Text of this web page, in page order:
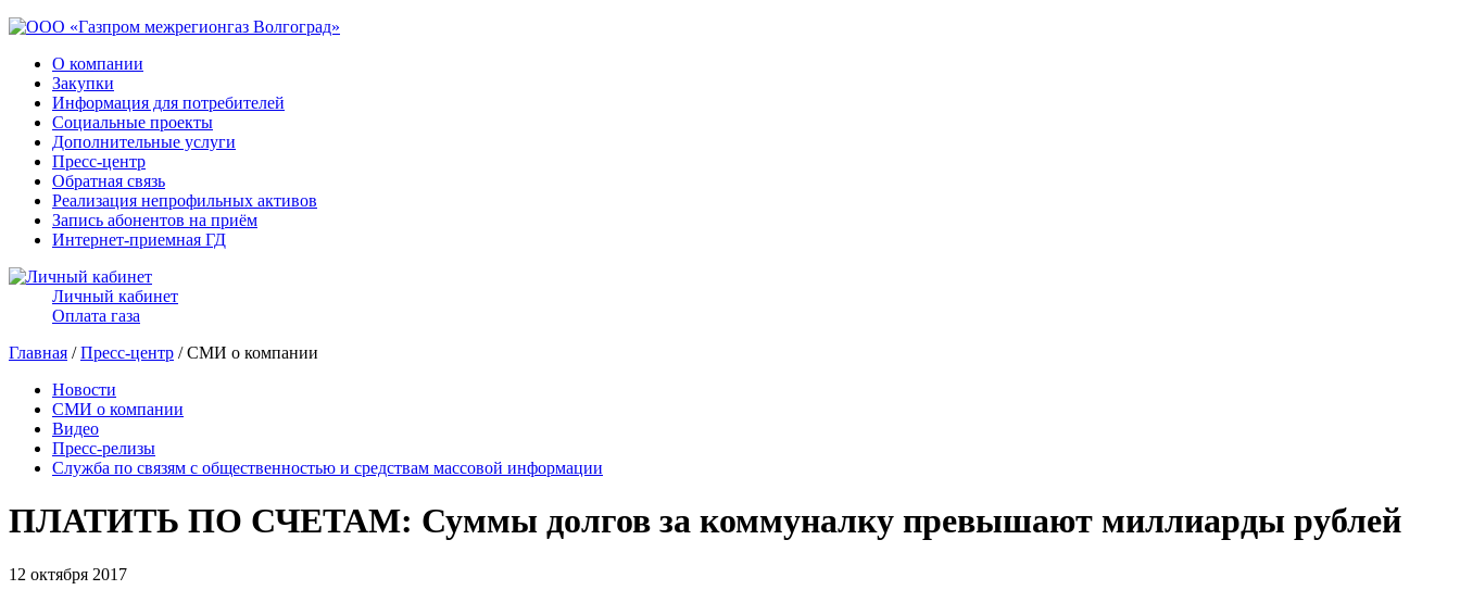
О компании
Закупки
Информация для потребителей
Социальные проекты
Дополнительные услуги
Пресс-центр
Обратная связь
Реализация непрофильных активов
Запись абонентов на приём
Интернет-приемная ГД
Личный кабинет
Оплата газа
Главная /Пресс-центр / СМИ о компании
Новости
СМИ о компании
Видео
Пресс-релизы
Служба по связям с общественностью и средствам массовой информации
ПЛАТИТЬ ПО СЧЕТАМ: Суммы долгов за коммуналку превышают миллиарды рублей
12 октября 2017